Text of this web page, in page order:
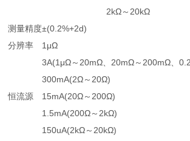
2kΩ～20kΩ
测量精度±(0.2%+2d)
分辨率
1μΩ
恒流源
3A(1μΩ～20mΩ、20mΩ～200mΩ、
300mA(2Ω～20Ω)
15mA(20Ω～200Ω)
1.5mA(200Ω～2kΩ)
150uA(2kΩ～20kΩ)